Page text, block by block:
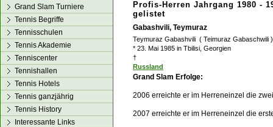
Profis-Herren Jahrgang 1980 -
gelistet
Gabashvili, Teymuraz
Teymuraz Gabashvili ( Teimuraz Gabaschwili )
* 23. Mai 1985 in Tbilisi, Georgien
†
Russland
Grand Slam Erfolge:
2006 erreichte er im Herreneinzel die
2007 erreichte er im Herreneinzel die
Grand Slam Turniere
Tennis Begriffe
Tennisschulen
Tennis Akademie
Tenniscenter
Tennishallen
Tennis Hotels
Tennis ganzjährig
Tennis History
Interessante Links